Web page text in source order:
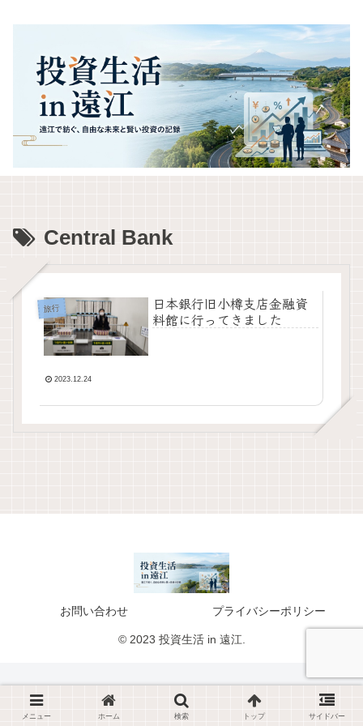
Central Bank
旅行
日本銀行旧小樽支店金融資
料館に行ってきました
2023.12.24
お問い合わせ プライバシーポリシー
© 2023 投資生活 in 遠江.
メニュー ホーム 検索 トップ サイドバー